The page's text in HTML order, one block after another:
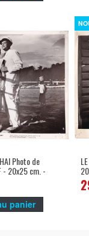
Photo de
- 20x25 cm. -
Welles
panier